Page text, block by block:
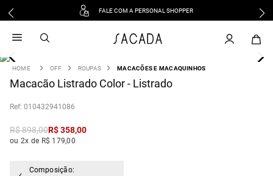
FALE COM A PERSONAL SHOPPER
OFF ROUPAS MACACÕES E MACAQUINHOS
Macacão Listrado Color - Listrado
: 010432941086
R$898,00R$358,00
ou 2x de R$ 179,00
Composição:
vestido
3 º blusa
º tricot
º macacão
jeans